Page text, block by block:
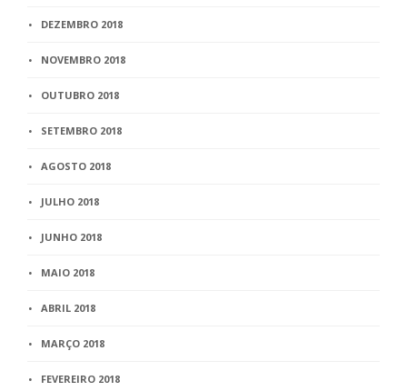
DEZEMBRO 2018
NOVEMBRO 2018
OUTUBRO 2018
SETEMBRO 2018
AGOSTO 2018
JULHO 2018
JUNHO 2018
MAIO 2018
ABRIL 2018
MARÇO 2018
FEVEREIRO 2018